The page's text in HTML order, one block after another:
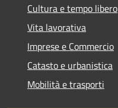
Cultura e tempo libero
Vita lavorativa
Imprese e Commercio
Catasto e urbanistica
Mobilità e trasporti